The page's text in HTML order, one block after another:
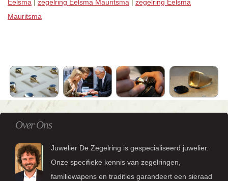
Eelsma | zegelring Eelsma Mauritsma | zegelring Eelsma
Mauritsma
Over Ons
Juwelier De Zegelring is gespecialiseerd juwelier.
Onze specifieke kennis van zegelringen,
familiewapens en tradities garandeert een sieraad